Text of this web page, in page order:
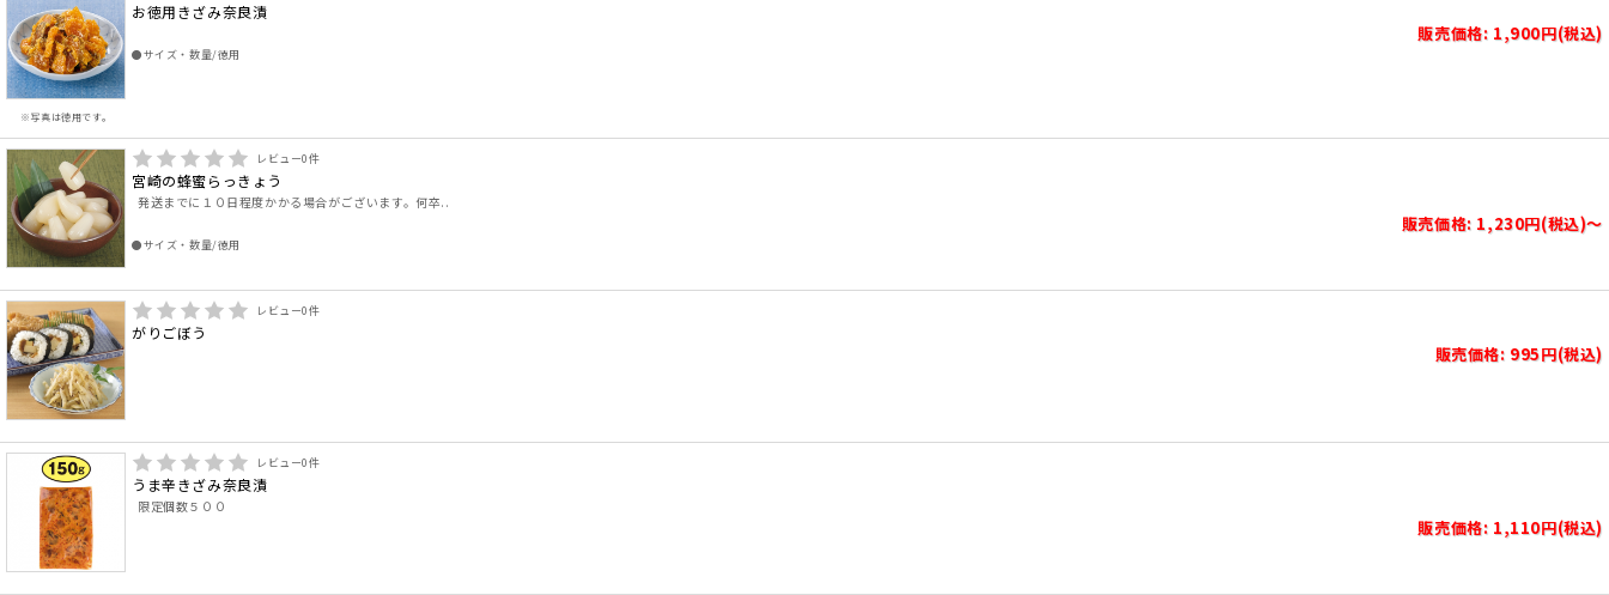
※写真は徳用です。
お徳用きざみ奈良漬
販売価格: 1,900円(税込)
●サイズ・数量/徳用
レビュー0件
宮崎の蜂蜜らっきょう
発送までに１０日程度かかる場合がございます。何卒..
販売価格: 1,230円(税込)～
●サイズ・数量/徳用
レビュー0件
がりごぼう
販売価格: 995円(税込)
レビュー0件
うま辛きざみ奈良漬
限定個数５００
販売価格: 1,110円(税込)